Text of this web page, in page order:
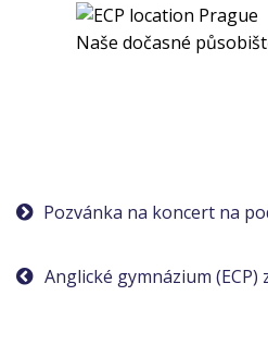
Naše dočasné
Navigace
proAnglické gymnázium (ECP)
Pozvánka na koncert na